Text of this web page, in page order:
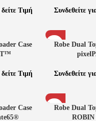
Τιμή Συνδεθείτε
Case
Τιμή
Robe Dual
Συνδεθείτε
Case
Robe Dual